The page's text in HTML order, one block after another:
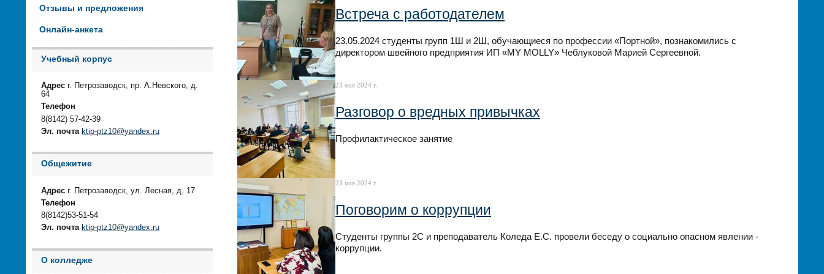
Отзывы и предложения
Онлайн-анкета
Учебный корпус
Адрес г. Петрозаводск, пр. А.Невского, д.
64
Телефон
8(8142) 57-42-39
Эл. почта ktip-ptz10@yandex.ru
Общежитие
Адрес г. Петрозаводск, ул. Лесная, д. 17
Телефон
8(8142)53-51-54
Эл. почта ktip-ptz10@yandex.ru
О колледже
Встреча с работодателем
23.05.2024 студенты групп 1Ш и 2Ш, обучающиеся по профессии «Портной», познакомились с
директором швейного предприятия ИП «MY MOLLY» Чеблуковой Марией Сергеевной.
23 мая 2024 г.
Разговор о вредных привычках
Профилактическое занятие
23 мая 2024 г.
Поговорим о коррупции
Студенты группы 2С и преподаватель Коледа Е.С. провели беседу о социально опасном явлении -
коррупции.